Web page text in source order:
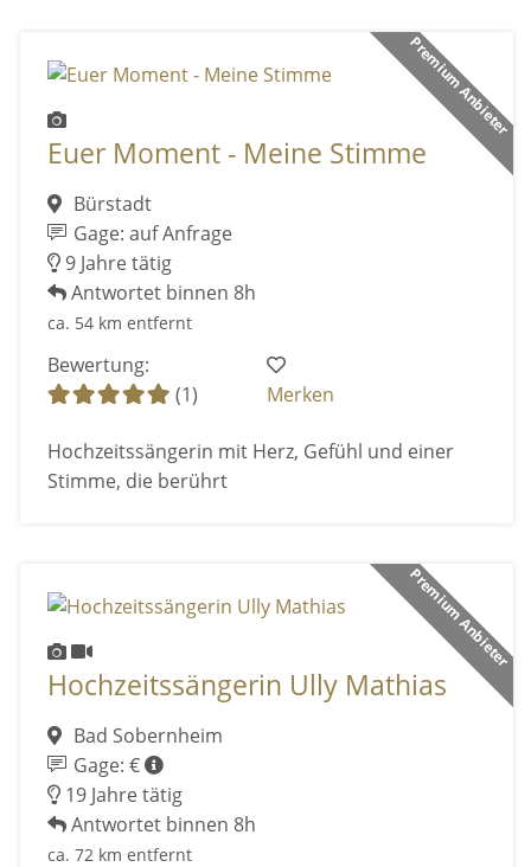
Premium Anbieter
Euer Moment - Meine Stimme
Bürstadt
Gage: auf Anfrage
9 Jahre tätig
Antwortet binnen 8h
ca. 54 km entfernt
Bewertung:
(1)
Merken
Hochzeitssängerin mit Herz, Gefühl und einer
Stimme, die berührt
Premium Anbieter
Hochzeitssängerin Ully Mathias
Bad Sobernheim
Gage: €
19 Jahre tätig
Antwortet binnen 8h
ca. 72 km entfernt